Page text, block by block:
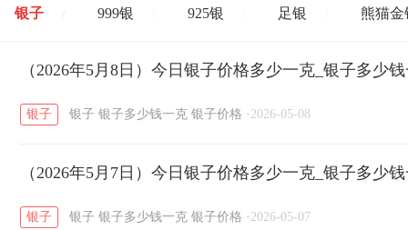
银子 999银 925银 足银 熊猫金
开国纪念币 大清银币 / 长城币 / 老
菜百 周生生 周大生
六福 / 金至尊 / 潮宏基 / 亚一金店
（2026年5月8日）今日银子价格多少一克_银子多少
银子 银子 银子多少钱一克 银子价格 · 2026-05-08
（2026年5月7日）今日银子价格多少一克_银子多少
银子 银子 银子多少钱一克 银子价格 · 2026-05-07